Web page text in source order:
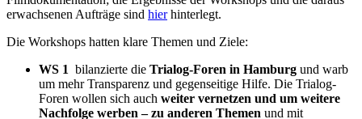
erwachsenen Aufträge sind hierhinterlegt.
Die Workshops hatten klare Themen und Ziele:
WS 1 bilanzierte die Trialog-Foren in Hamburg und warb
um mehr Transparenz und gegenseitige Hilfe. Die Trialog-
Foren wollen sich auch weiter vernetzen und um weitere
Nachfolge werben – zu anderen Themen und mit